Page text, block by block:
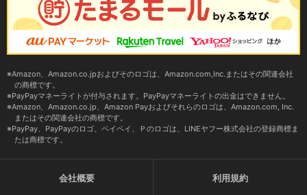
Amazon、Amazon.co.jpおよびそのロゴは、Amazon.com,Inc.またはその関連会社
の商標です。
PayPayマネーライトが付与されます。PayPayマネーライトの出金はできません。
Amazon、Amazon.co.jp、Amazon Payおよびそれらのロゴは、Amazon.com, Inc.
またはその関連会社の商標です。
PayPay、PayPayのロゴ、ペイペイ、Ｐのロゴは、LINEヤフー株式会社の登録商標ま
たは商標です。
会社概要 利用規約